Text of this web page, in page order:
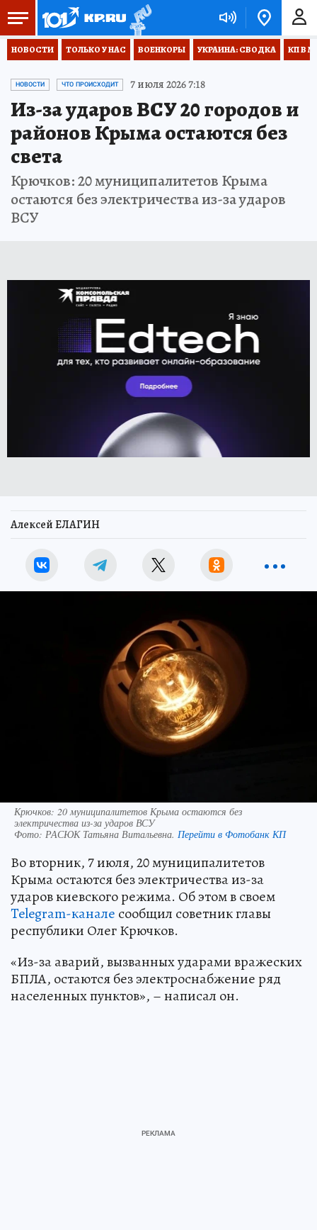
НОВОСТИ ТОЛЬКО У НАС ВОЕНКОРЫ УКРАИНА: СВОДКА КП В
НОВОСТИ ЧТО ПРОИСХОДИТ 7 июля 2026 7:18
Из-за ударов ВСУ 20 городов и
районов Крыма остаются без
света
Крючков: 20 муниципалитетов Крыма
остаются без электричества из-за ударов
ВСУ
Алексей ЕЛАГИН
Крючков: 20 муниципалитетов Крыма остаются без
электричества из-за ударов ВСУ
Фото: РАСЮК Татьяна Витальевна. Перейти в Фотобанк КП
Во вторник, 7 июля, 20 муниципалитетов
Крыма остаются без электричества из-за
ударов киевского режима. Об этом в своем
Telegram-канале сообщил советник главы
республики Олег Крючков.
«Из-за аварий, вызванных ударами вражеских
БПЛА, остаются без электроснабжение ряд
населенных пунктов», – написал он.